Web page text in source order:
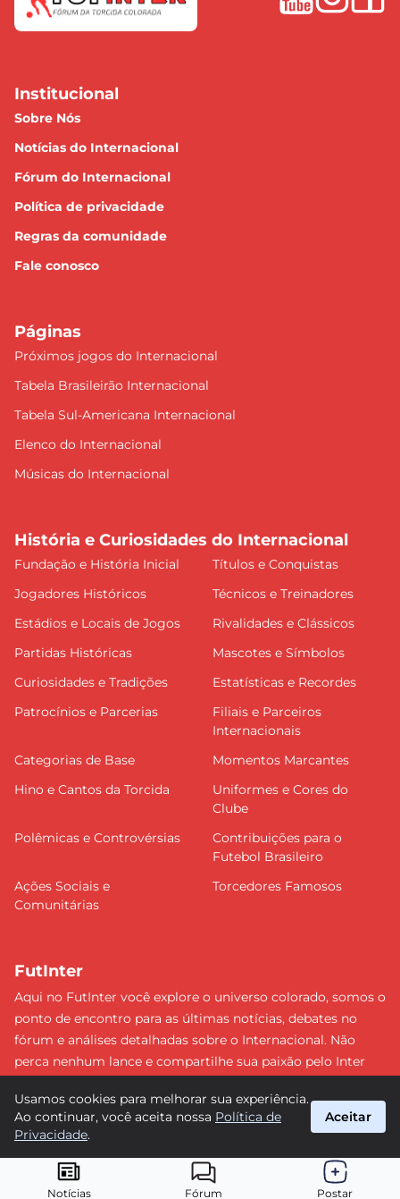
Notícias Fórum Postar
Institucional
Sobre Nós
Notícias do Internacional
Fórum do Internacional
Política de privacidade
Regras da comunidade
Fale conosco
Páginas
Próximos jogos do Internacional
Tabela Brasileirão Internacional
Tabela Sul-Americana Internacional
Elenco do Internacional
Músicas do Internacional
História e Curiosidades do Internacional
Fundação e História Inicial
Títulos e Conquistas
Jogadores Históricos
Técnicos e Treinadores
Estádios e Locais de Jogos
Rivalidades e Clássicos
Partidas Históricas
Mascotes e Símbolos
Curiosidades e Tradições
Estatísticas e Recordes
Patrocínios e Parcerias
Filiais e Parceiros
Internacionais
Categorias de Base
Momentos Marcantes
Hino e Cantos da Torcida
Uniformes e Cores do
Clube
Polêmicas e Controvérsias
Contribuições para o
Futebol Brasileiro
Ações Sociais e
Comunitárias
Torcedores Famosos
FutInter
Aqui no FutInter você explore o universo colorado, somos o
ponto de encontro para as últimas notícias, debates no
fórum e análises detalhadas sobre o Internacional. Não
perca nenhum lance e compartilhe sua paixão pelo Inter
parte dessa jornada emocionante rumo às vitórias!
#Internacional #FutInter
© 2026 FutInter. Todos os direitos reservados.
Usamos cookies para melhorar sua experiência.
Ao continuar, você aceita nossa Política de
Privacidade.
Aceitar